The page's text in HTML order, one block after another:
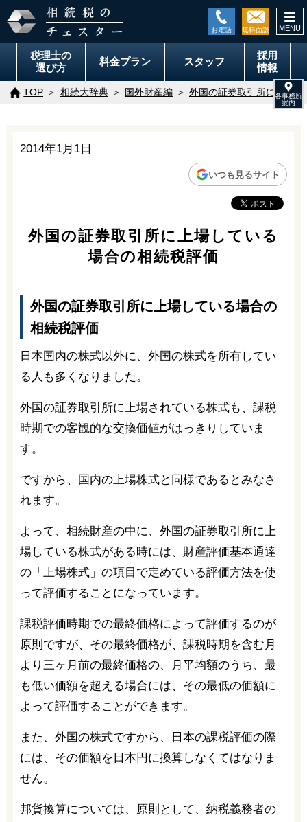
税理士の
選び方
料金プラン スタッフ
採用
情報
TOP 相続大辞典 国外財産編 外国の証券取引所に上場
2014年1月1日
いつも見るサイト
外国の証券取引所に上場している
場合の相続税評価
外国の証券取引所に上場している場合の
相続税評価
日本国内の株式以外に、外国の株式を所有してい
る人も多くなりました。
外国の証券取引所に上場されている株式も、課税
時期での客観的な交換価値がはっきりしていま
す。
ですから、国内の上場株式と同様であるとみなさ
れます。
よって、相続財産の中に、外国の証券取引所に上
場している株式がある時には、財産評価基本通達
の「上場株式」の項目で定めている評価方法を使
って評価することになっています。
課税評価時期での最終価格によって評価するのが
原則ですが、その最終価格が、課税時期を含む月
より三ヶ月前の最終価格の、月平均額のうち、最
も低い価額を超える場合には、その最低の価額に
よって評価することができます。
また、外国の株式ですから、日本の課税評価の際
には、その価額を日本円に換算しなくてはなりま
せん。
邦貨換算については、原則として、納税義務者の